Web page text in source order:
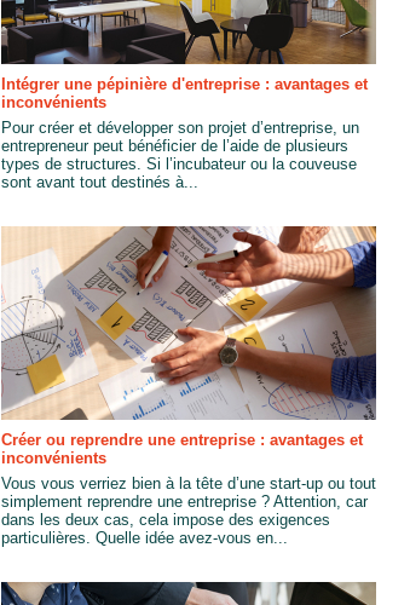
Intégrer une pépinière d'entreprise : avantages et
inconvénients
Pour créer et développer son projet d’entreprise, un
entrepreneur peut bénéficier de l’aide de plusieurs
types de structures. Si l’incubateur ou la couveuse
sont avant tout destinés à...
Créer ou reprendre une entreprise : avantages et
inconvénients
Vous vous verriez bien à la tête d’une start-up ou tout
simplement reprendre une entreprise ? Attention, car
dans les deux cas, cela impose des exigences
particulières. Quelle idée avez-vous en...